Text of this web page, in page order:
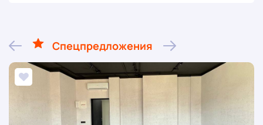
Спецпредложения